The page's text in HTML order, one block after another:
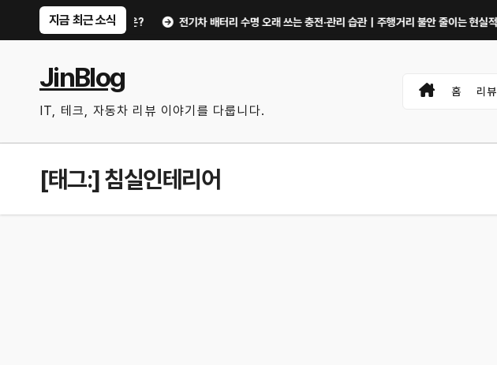
지금 최근 소식
가 달라지는 핵심은? 전기차 배터리 수명 오래 쓰는 충전·관리 습관｜주행거리 불안 줄이는 현실적인 방법
JinBlog
IT, 테크, 자동차 리뷰 이야기를 다룹니다.
홈 리뷰
[태그:]침실인테리어